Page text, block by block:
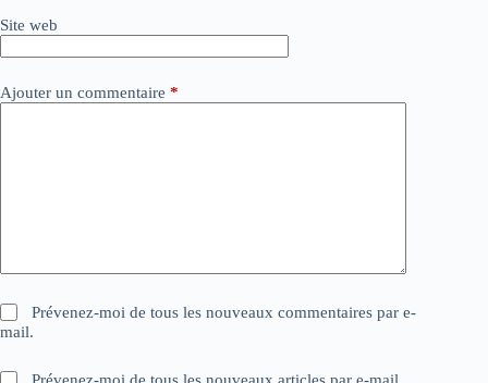
Site web
Ajouter un commentaire *
Prévenez-moi de tous les nouveaux commentaires par e-
mail.
e